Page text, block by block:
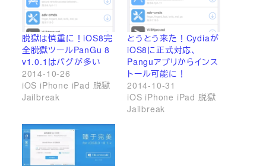
脱獄は慎重に！iOS8完
全脱獄ツールPanGu 8
v1.0.1はバグが多い
2014-10-26
iOS iPhone iPad 脱獄
Jailbreak
とうとう来た！Cydiaが
iOS8に正式対応、
Panguアプリからインス
トール可能に！
2014-10-31
iOS iPhone iPad 脱獄
Jailbreak